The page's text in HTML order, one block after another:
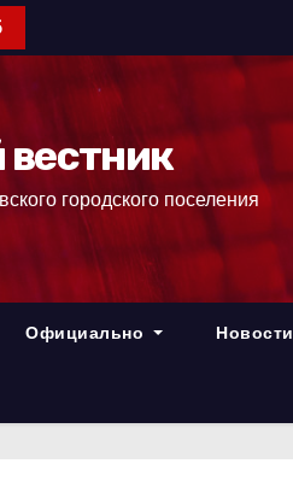
вестник
городского поселения
Официально Новости